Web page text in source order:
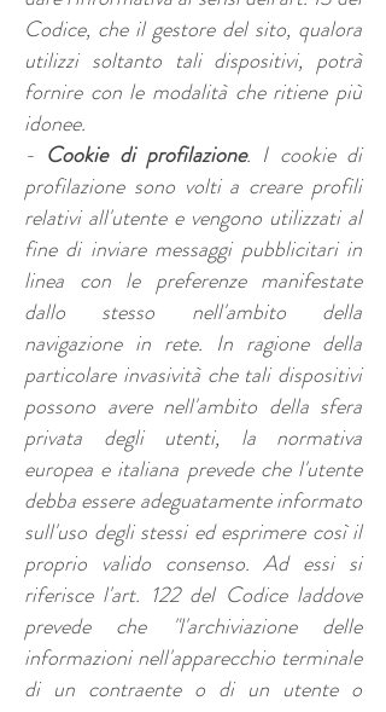
Codice, che il gestore del sito, qualora
utilizzi soltanto tali dispositivi, potrà
fornire con le modalità che ritiene più
idonee.
- Cookie di profilazione. I cookie di
profilazione sono volti a creare profili
relativi all'utente e vengono utilizzati al
fine di inviare messaggi pubblicitari in
linea con le preferenze manifestate
dallo stesso nell'ambito della
navigazione in rete. In ragione della
particolare invasività che tali dispositivi
possono avere nell'ambito della sfera
privata degli utenti, la normativa
europea e italiana prevede che l'utente
debba essere adeguatamente informato
sull'uso degli stessi ed esprimere così il
proprio valido consenso. Ad essi si
riferisce l'art. 122 del Codice laddove
prevede che "l'archiviazione delle
informazioni nell'apparecchio terminale
di un contraente o di un utente o